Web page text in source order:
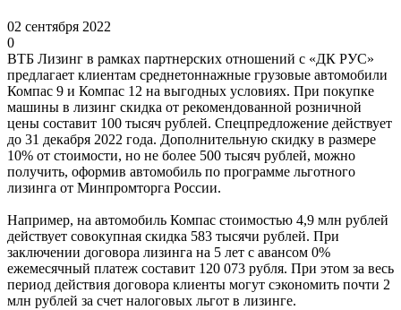
02 сентября 2022
0
ВТБ Лизинг в рамках партнерских отношений с «ДК РУС»
предлагает клиентам среднетоннажные грузовые автомобили
Компас 9 и Компас 12 на выгодных условиях. При покупке
машины в лизинг скидка от рекомендованной розничной
цены составит 100 тысяч рублей. Спецпредложение действует
до 31 декабря 2022 года. Дополнительную скидку в размере
10% от стоимости, но не более 500 тысяч рублей, можно
получить, оформив автомобиль по программе льготного
лизинга от Минпромторга России.
Например, на автомобиль Компас стоимостью 4,9 млн рублей
действует совокупная скидка 583 тысячи рублей. При
заключении договора лизинга на 5 лет с авансом 0%
ежемесячный платеж составит 120 073 рубля. При этом за весь
период действия договора клиенты могут сэкономить почти 2
млн рублей за счет налоговых льгот в лизинге.